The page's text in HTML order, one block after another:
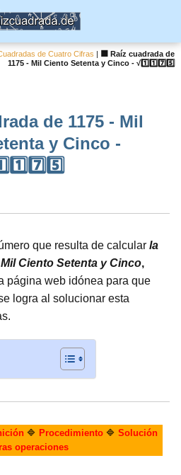
de Cuatro Cifras |
🟦 Raíz cuadrada de
1175 - Mil Ciento Setenta y Cinco - √1️⃣1️⃣7️⃣5️⃣
de 1175 - Mil
y Cinco -
que resulta de calcular la
Ciento Setenta y Cinco,
página web idónea para que
logra al solucionar esta
🔷 Procedimiento🔷 Solución
operaciones